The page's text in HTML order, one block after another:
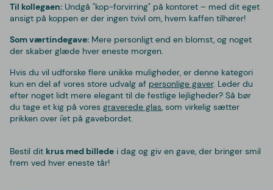
Til kollegaen: Undgå "kop-forvirring" på kontoret – med dit eget
ansigt på koppen er der ingen tvivl om, hvem kaffen tilhører!
Som værtindegave: Mere personligt end en blomst, og noget
der skaber glæde hver eneste morgen.
Hvis du vil udforske flere unikke muligheder, er denne kategori
kun en del af vores store udvalg af personlige gaver. Leder du
efter noget lidt mere elegant til de festlige lejligheder? Så bør
du tage et kig på vores graverede glas , som virkelig sætter
prikken over i'et på gavebordet.
Bestil dit krus med billede i dag og giv en gave, der bringer smil
frem ved hver eneste tår!